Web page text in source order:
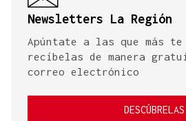
Newsletters La Región
Apúntate a las que más
recíbelas de manera
correo electrónico
DESCÚBRELAS